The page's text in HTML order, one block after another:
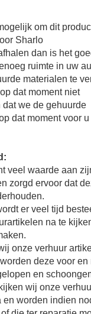
om dit
Sharlo
dan is het
ruimte in uw
materialen te
dat moment niet
dat we de gehuurde
dat moment voor
veel waarde aan
zorgd ervoor dat
er veel tijd
na te
onze verhuur
deze voor en
en
wij onze
en worden indien